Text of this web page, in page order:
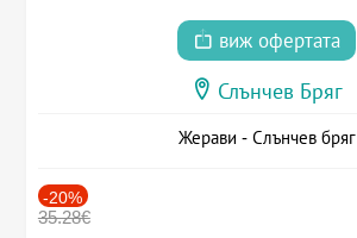
виж офертата
Слънчев Бряг
Жерави - Слънчев бряг
-20%
35.28€